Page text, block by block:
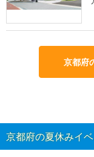
京都府
京都府の夏休みイ